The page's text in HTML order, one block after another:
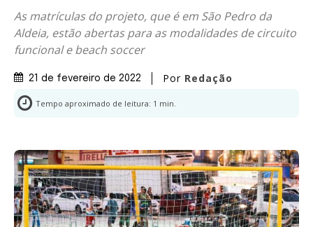
As matrículas do projeto, que é em São Pedro da
Aldeia, estão abertas para as modalidades de circuito
funcional e beach soccer
21 de fevereiro de 2022 Por Redação
Tempo aproximado de leitura: 1 min.